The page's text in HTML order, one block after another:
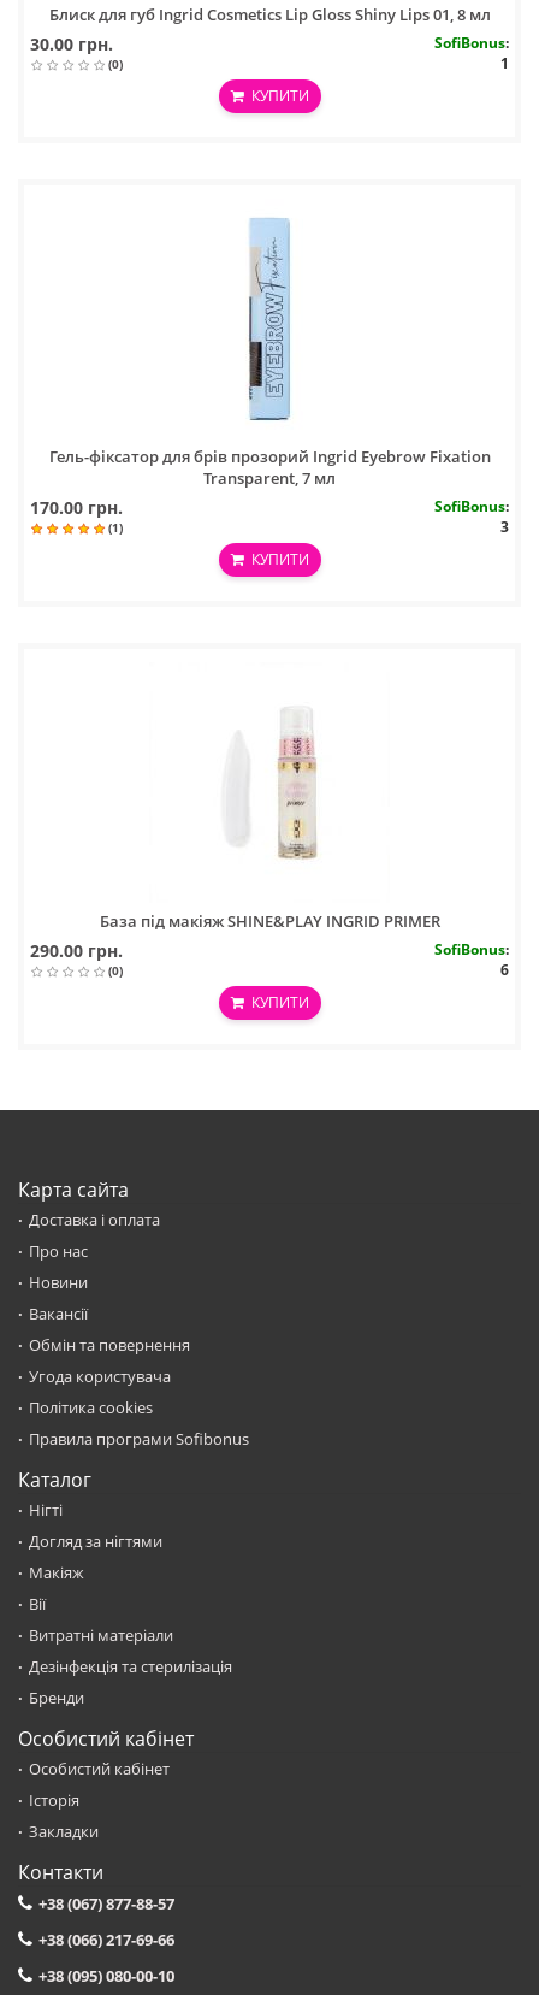
Блиск для губ Ingrid Cosmetics Lip Gloss Shiny Lips 01, 8 мл
30.00 грн.
(0)
SofiBonus:
1
КУПИТИ
Гель-фіксатор для брів прозорий Ingrid Eyebrow Fixation
Transparent, 7 мл
170.00 грн.
(1)
SofiBonus:
3
КУПИТИ
База під макіяж SHINE&PLAY INGRID PRIMER
290.00 грн.
(0)
SofiBonus:
6
КУПИТИ
Карта сайта
Доставка і оплата
Про нас
Новини
Вакансії
Обмін та повернення
Угода користувача
Політика cookies
Правила програми Sofibonus
Каталог
Нігті
Догляд за нігтями
Макіяж
Вії
Витратні матеріали
Дезінфекція та стерилізація
Бренди
Особистий кабінет
Особистий кабінет
Історія
Закладки
Контакти
+38 (067) 877-88-57
+38 (066) 217-69-66
+38 (095) 080-00-10